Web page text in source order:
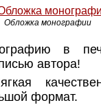
Обложка монографии
в
автора!
формат.